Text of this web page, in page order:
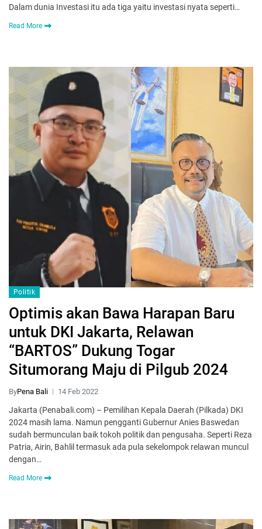
Dalam dunia Investasi itu ada tiga yaitu investasi nyata seperti…
Read More
Politik
Optimis akan Bawa Harapan Baru
untuk DKI Jakarta, Relawan
“BARTOS” Dukung Togar
Situmorang Maju di Pilgub 2024
ByPena Bali 14 Feb 2022
Jakarta (Penabali.com) – Pemilihan Kepala Daerah (Pilkada) DKI
2024 masih lama. Namun pengganti Gubernur Anies Baswedan
sudah bermunculan baik tokoh politik dan pengusaha. Seperti Reza
Patria, Airin, Bahlil termasuk ada pula sekelompok relawan muncul
dengan…
Read More